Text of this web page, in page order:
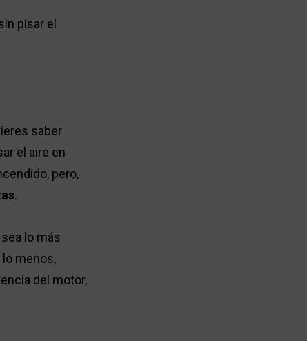
pisar el
saber
el aire en
pero,
.
lo más
lo menos,
del motor,